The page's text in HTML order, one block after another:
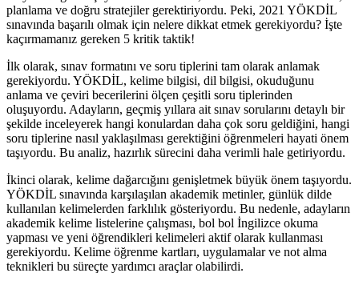
planlama ve doğru stratejiler gerektiriyordu. Peki, 2021 YÖKDİL
sınavında başarılı olmak için nelere dikkat etmek gerekiyordu? İşte
kaçırmamanız gereken 5 kritik taktik!
İlk olarak, sınav formatını ve soru tiplerini tam olarak anlamak
gerekiyordu. YÖKDİL, kelime bilgisi, dil bilgisi, okuduğunu
anlama ve çeviri becerilerini ölçen çeşitli soru tiplerinden
oluşuyordu. Adayların, geçmiş yıllara ait sınav sorularını detaylı bir
şekilde inceleyerek hangi konulardan daha çok soru geldiğini, hangi
soru tiplerine nasıl yaklaşılması gerektiğini öğrenmeleri hayati önem
taşıyordu. Bu analiz, hazırlık sürecini daha verimli hale getiriyordu.
İkinci olarak, kelime dağarcığını genişletmek büyük önem taşıyordu.
YÖKDİL sınavında karşılaşılan akademik metinler, günlük dilde
kullanılan kelimelerden farklılık gösteriyordu. Bu nedenle, adayların
akademik kelime listelerine çalışması, bol bol İngilizce okuma
yapması ve yeni öğrendikleri kelimeleri aktif olarak kullanması
gerekiyordu. Kelime öğrenme kartları, uygulamalar ve not alma
teknikleri bu süreçte yardımcı araçlar olabilirdi.